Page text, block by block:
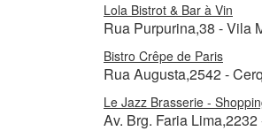
Lola Bistrot & Bar à Vin
Rua Purpurina,38 - Vila
Bistro Crêpe de Paris
Rua Augusta,2542 -
Le Jazz Brasserie -
Av. Brg. Faria